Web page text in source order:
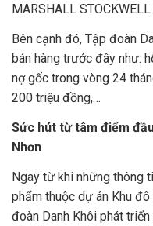
MARSHALL
Bên cạnh đó, Tập đoàn
bán hàng trước đây như:
nợ gốc trong vòng 24
200 triệu đồng,…
Sức hút từ tâm điểm
Nhơn
Ngay từ khi những thông
phẩm thuộc dự án Khu
đoàn Danh Khôi phát